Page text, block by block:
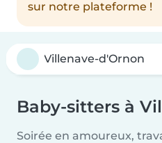
sur notre plateforme !
Baby-sitters à
Soirée en amoureux,